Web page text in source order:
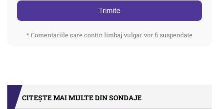
Trimite
* Comentariile care contin limbaj vulgar vor fi suspendate
CITEȘTE MAI MULTE DIN SONDAJE